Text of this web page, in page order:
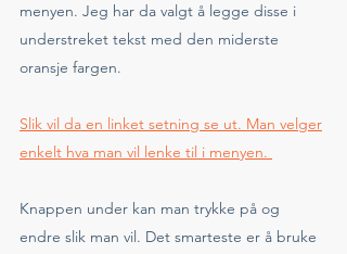
menyen. Jeg har da valgt å legge disse i
understreket tekst med den miderste
oransje fargen.
Slik vil da en linket setning se ut. Man velger
enkelt hva man vil lenke til i menyen.
Knappen under kan man trykke på og
endre slik man vil. Det smarteste er å bruke